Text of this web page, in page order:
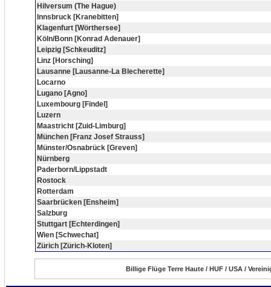
Hilversum (The Hague)
Innsbruck [Kranebitten]
Klagenfurt [Wörthersee]
Köln/Bonn [Konrad Adenauer]
Leipzig [Schkeuditz]
Linz [Horsching]
Lausanne [Lausanne-La Blecherette]
Locarno
Lugano [Agno]
Luxembourg [Findel]
Luzern
Maastricht [Zuid-Limburg]
München [Franz Josef Strauss]
Münster/Osnabrück [Greven]
Nürnberg
Paderborn/Lippstadt
Rostock
Rotterdam
Saarbrücken [Ensheim]
Salzburg
Stuttgart [Echterdingen]
Wien [Schwechat]
Zürich [Zürich-Kloten]
Billige Flüge Terre Haute / HUF / USA /